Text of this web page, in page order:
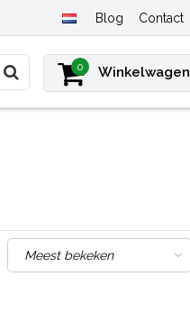
Blog Contact
0 Winkelwagen